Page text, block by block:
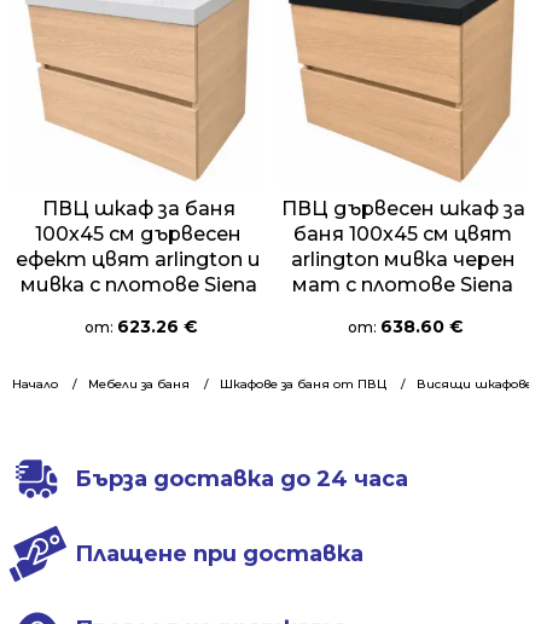
Начало Мебели за баня Шкафове за баня от ПВЦ Висящи шкафове
ПВЦ шкаф за баня
100х45 см дървесен
ефект цвят arlington и
мивка с плотове Siena
от: 623.26 €
ПВЦ дървесен шкаф за
баня 100х45 см цвят
arlington мивка черен
мат с плотове Siena
от: 638.60 €
Бърза доставка до 24 часа
Плащене при доставка